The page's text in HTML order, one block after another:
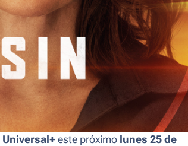
Universal+ este próximo lunes 25 de